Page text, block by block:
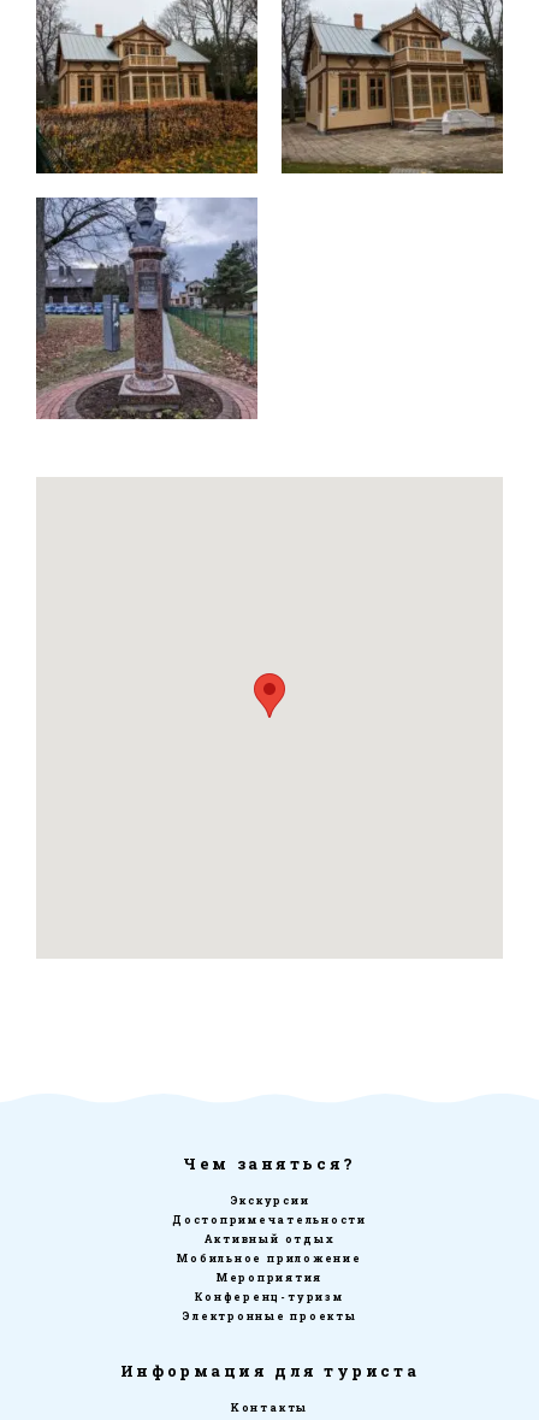
Чем заняться?
Экскурсии
Достопримечательности
Активный отдых
Мобильное приложение
Мероприятия
Конференц-туризм
Электронные проекты
Информация для туриста
Kонтакты